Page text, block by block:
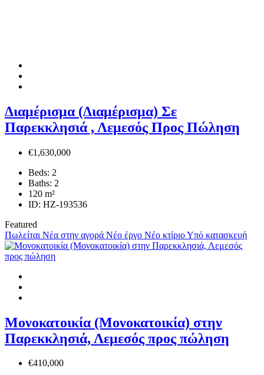
Διαμέρισμα (Διαμέρισμα) Σε
Παρεκκλησιά , Λεμεσός Προς Πώληση
€1,630,000
Beds: 2
Baths: 2
120 m²
ID: HZ-193536
Featured
Πωλείται Νέα στην αγορά Νέο έργο Νέο κτίριοΥπό κατασκευή
Μονοκατοικία (Μονοκατοικία) στην
Παρεκκλησιά, Λεμεσός προς πώληση
€410,000